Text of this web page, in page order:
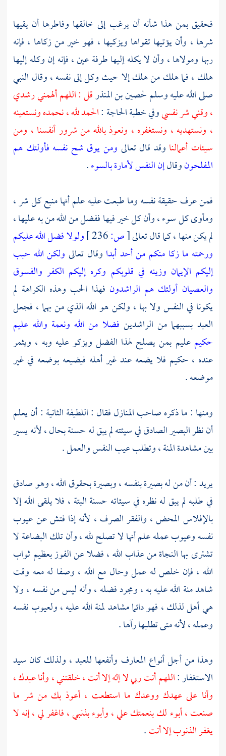
فحقيق بمن هذا شأنه أن يرغب إلى خالقها وفاطرها أن يقيها
شرها ، وأن يؤتيها تقواها ويزكيها ، فهو خير من زكاها ، فإنه
ربها ومولاها ، وأن لا يكله إليها طرفة عين ، فإنه إن وكله إليها
هلك ، فما هلك من هلك إلا حيث وكل إلى نفسه ، وقال النبي
صلى الله عليه وسلملحصين بن المنذرقل : اللهم ألهمني رشدي
، وقني شر نفسيوفي خطبة الحاجة :الحمد لله ، نحمده ونستعينه
، ونستهديه ، ونستغفره ، ونعوذ بالله من شرور أنفسنا ، ومن
سيئات أعمالنا وقد قال تعالى ومن يوق شح نفسه فأولئك هم
المفلحونوقالإن النفس لأمارة بالسوء.
فمن عرف حقيقة نفسه وما طبعت عليه علم أنها منبع كل شر ،
ومأوى كل سوء ، وأن كل خير فيها ففضل من الله من به عليها ،
لم يكن منها ، كما قال تعالى[ص:
ولولا فضل الله عليكم
ورحمته ما زكا منكم من أحد أبدا وقال تعالى ولكن الله حبب
إليكم الإيمان وزينه في قلوبكم وكره إليكم الكفر والفسوق
والعصيان أولئك هم الراشدون فهذا الحب وهذه الكراهة لم
يكونا في النفس ولا بها ، ولكن هو الله الذي من بهما ، فجعل
العبد بسببهما من الراشدين فضلا من الله ونعمة والله عليم
حكيمعليم بمن يصلح لهذا الفضل ويزكو عليه وبه ، ويثمر
عنده ، حكيم فلا يضعه عند غير أهله فيضيعه بوضعه في غير
موضعه .
ومنها : ما ذكره صاحب المنازل فقال : اللطيفة الثانية : أن يعلم
أن نظر البصير الصادق في سيئته لم يبق له حسنة بحال ، لأنه يسير
بين مشاهدة المنة ، وتطلب عيب النفس والعمل .
يريد : أن من له بصيرة بنفسه ، وبصيرة بحقوق الله ، وهو صادق
في طلبه لم يبق له نظره في سيئاته حسنة البتة ، فلا يلقى الله إلا
بالإفلاس المحض ، والفقر الصرف ، لأنه إذا فتش عن عيوب
نفسه وعيوب عمله علم أنها لا تصلح لله ، وأن تلك البضاعة لا
تشترى بها النجاة من عذاب الله ، فضلا عن الفوز بعظيم ثواب
الله ، فإن خلص له عمل وحال مع الله ، وصفا له معه وقت
شاهد منة الله عليه به ، ومجرد فضله ، وأنه ليس من نفسه ، ولا
هي أهل لذلك ، فهو دائما مشاهد لمنة الله عليه ، ولعيوب نفسه
وعمله ، لأنه متى تطلبها رآها .
وهذا من أجل أنواع المعارف وأنفعها للعبد ، ولذلك كان سيد
الاستغفار :اللهم أنت ربي لا إله إلا أنت ، خلقتني ، وأنا عبدك ،
وأنا على عهدك ووعدك ما استطعت ، أعوذ بك من شر ما
صنعت ، أبوء لك بنعمتك علي ، وأبوء بذنبي ، فاغفر لي ، إنه لا
يغفر الذنوب إلا أنت.